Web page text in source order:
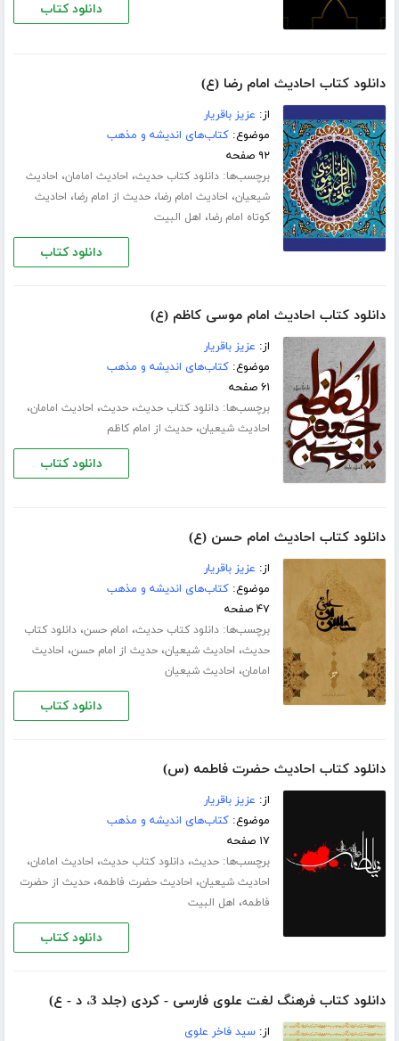
دانلود کتاب
دانلود کتاب احادیث امام رضا (ع)
از: عزیز باقریار
موضوع:کتاب‌های اندیشه و مذهب
۹۲ صفحه
برچسب‌ها:دانلود کتاب حدیث، احادیث امامان، احادیث
شیعیان، احادیث امام رضا،حدیث از امام رضا، احادیث
کوتاه امام رضا، اهل البیت
دانلود کتاب
دانلود کتاب احادیث امام موسی کاظم (ع)
از: عزیز باقریار
موضوع:کتاب‌های اندیشه و مذهب
۶۱ صفحه
برچسب‌ها:دانلود کتاب حدیث،حدیث، احادیث امامان،
احادیث شیعیان،حدیث از امام کاظم
دانلود کتاب
دانلود کتاب احادیث امام حسن (ع)
از: عزیز باقریار
موضوع:کتاب‌های اندیشه و مذهب
۴۷ صفحه
برچسب‌ها:دانلود کتاب حدیث، امام حسن،دانلود کتاب
حدیث، احادیث شیعیان،حدیث از امام حسن، احادیث
امامان، احادیث شیعیان
دانلود کتاب
دانلود کتاب احادیث حضرت فاطمه (س)
از: عزیز باقریار
موضوع:کتاب‌های اندیشه و مذهب
۱۷ صفحه
برچسب‌ها:حدیث،دانلود کتاب حدیث، احادیث امامان،
احادیث شیعیان، احادیث حضرت فاطمه،حدیث از حضرت
فاطمه، اهل البیت
دانلود کتاب
دانلود کتاب فرهنگ لغت علوی فارسی - کردی (جلد 3، د - ع)
از:سید فاخر علوی